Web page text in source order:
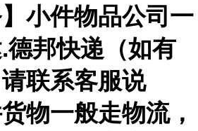
】小件物品公司一
德邦快递（如有
联系客服说
物一般走物流，